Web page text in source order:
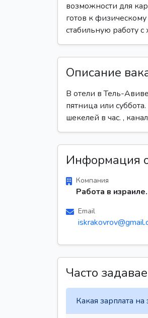
возможности для
готов к
стабильную работу
Описание
В отели в Тель-
пятница или
шекелей в час. ,
Информация
Компания
Работа в
Email
Часто
Какая зарплата